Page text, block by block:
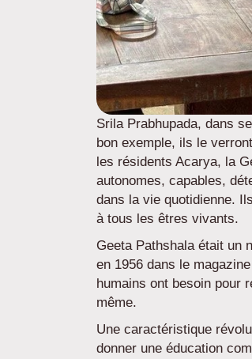
Srila Prabhupada, dans
bon exemple, ils le
les résidents Acarya, la
autonomes, capables,
dans la vie quotidienne.
à tous les êtres vivants.
Geeta Pathshala était un
en 1956 dans le
humains ont besoin pour
même.
Une caractéristique
donner une éducation